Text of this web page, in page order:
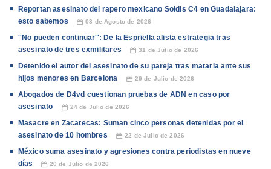
Reportan asesinato del rapero mexicano Soldis C4 en Guadalajara:
esto sabemos
📅 03 de Agosto de 2026
''No pueden continuar'': De la Espriella alista estrategia tras
asesinato de tres exmilitares
📅 31 de Julio de 2026
Detenido el autor del asesinato de su pareja tras matarla ante sus
hijos menores en Barcelona
📅 29 de Julio de 2026
Abogados de D4vd cuestionan pruebas de ADN en caso por
asesinato
📅 24 de Julio de 2026
Masacre en Zacatecas: Suman cinco personas detenidas por el
asesinato de 10 hombres
📅 22 de Julio de 2026
México suma asesinato y agresiones contra periodistas en nueve
días
📅 20 de Julio de 2026